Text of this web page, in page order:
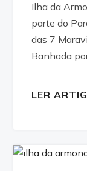
Ilha da
parte do
das 7
Banhada
LER